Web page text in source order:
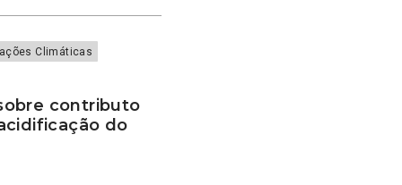
Climáticas
contributo
do